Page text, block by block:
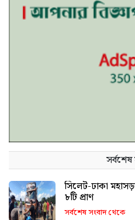
সর্বশেষ
সিলেট-ঢাকা
৮টি প্রাণ
সর্বশেষ সংবাদ থেকে